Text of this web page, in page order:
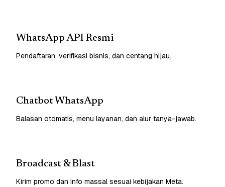
WhatsApp API Resmi
Pendaftaran, verifikasi bisnis, dan centang hijau.
Chatbot WhatsApp
Balasan otomatis, menu layanan, dan alur tanya-jawab.
Broadcast & Blast
Kirim promo dan info massal sesuai kebijakan Meta.